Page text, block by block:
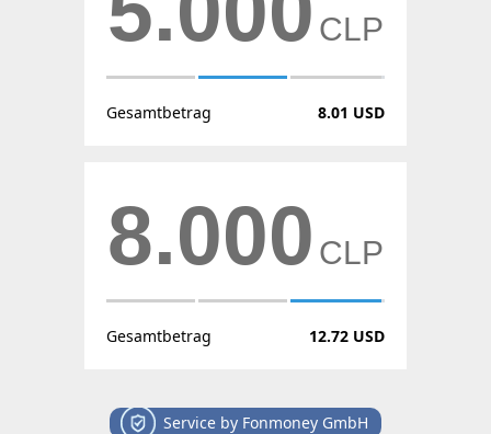
CLP
Gesamtbetrag 8.01 USD
8.000 CLP
Gesamtbetrag 12.72 USD
Service by Fonmoney GmbH